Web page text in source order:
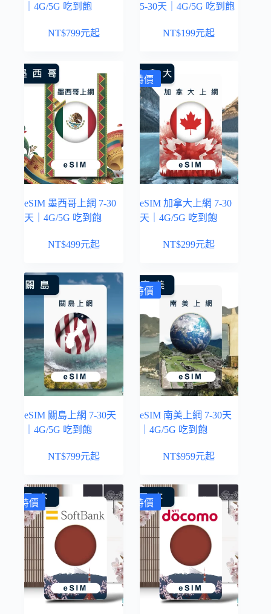
｜4G/5G 吃到飽
NT$799元起
5-30天｜4G/5G 吃到飽
NT$199元起
eSIM 墨西哥上網 7-30
天｜4G/5G 吃到飽
NT$499元起
特價
eSIM 加拿大上網 7-30
天｜4G/5G 吃到飽
NT$299元起
eSIM 關島上網 7-30天
｜4G/5G 吃到飽
NT$799元起
特價
eSIM 南美上網 7-30天
｜4G/5G 吃到飽
NT$959元起
特價 特價